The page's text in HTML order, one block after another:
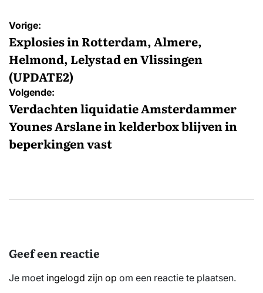
Bericht
navigatie
Vorige:
Explosies in Rotterdam, Almere,
Helmond, Lelystad en Vlissingen
(UPDATE2)
Volgende:
Verdachten liquidatie Amsterdammer
Younes Arslane in kelderbox blijven in
beperkingen vast
Geef een reactie
Je moet ingelogd zijn op om een reactie te plaatsen.